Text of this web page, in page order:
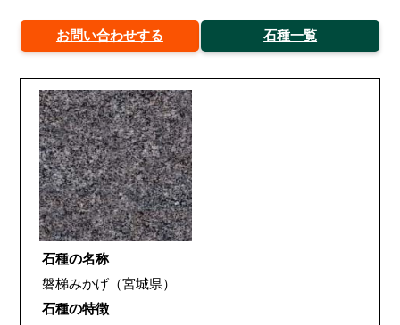
お問い合わせする 石種一覧
石種の名称
磐梯みかげ（宮城県）
石種の特徴